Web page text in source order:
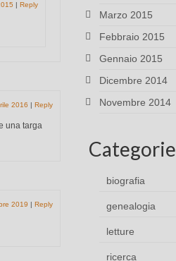
Reply
2016 Reply
una targa
2019 Reply
Marzo 2015
Febbraio 2015
Gennaio 2015
Dicembre 2014
Novembre 2014
Categorie
biografia
genealogia
letture
ricerca